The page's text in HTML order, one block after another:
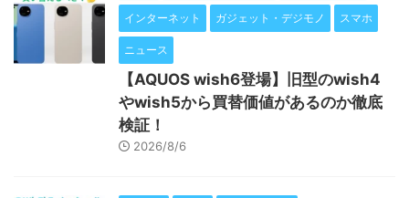
インターネット ガジェット・デジモノ スマホ
ニュース
【AQUOS wish6登場】旧型のwish4
やwish5から買替価値があるのか徹底
検証！
2026/8/6